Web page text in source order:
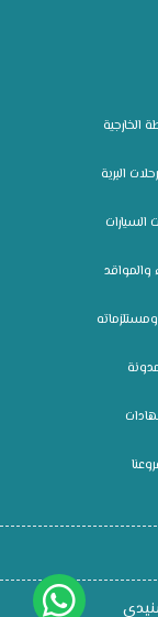
الخارجية
البرية
السيارات
والمواقد